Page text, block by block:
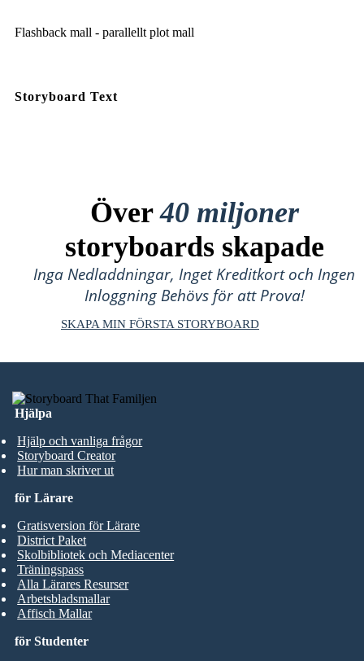
Flashback mall - parallellt plot mall
Storyboard Text
Över40 miljoner
storyboards skapade
Inga Nedladdningar, Inget Kreditkort och Ingen
Inloggning Behövs för att Prova!
SKAPA MIN FÖRSTA STORYBOARD
Hjälpa
Hjälp och vanliga frågor
Storyboard Creator
Hur man skriver ut
för Studenter
för Lärare
Gratisversion för Lärare
District Paket
Skolbibliotek och Mediacenter
Träningspass
Alla Lärares Resurser
Arbetsbladsmallar
Affisch Mallar